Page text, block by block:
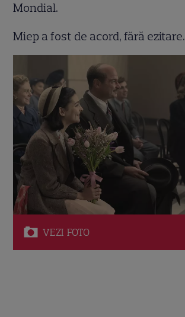
Mondial.
Miep a fost de acord, fără ezitare.
VEZI FOTO